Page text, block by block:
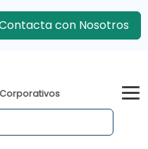
con Nosotros